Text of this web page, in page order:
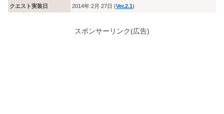
クエスト実装日 2014年 2月 27日 (Ver.2.1)
スポンサーリンク(広告)